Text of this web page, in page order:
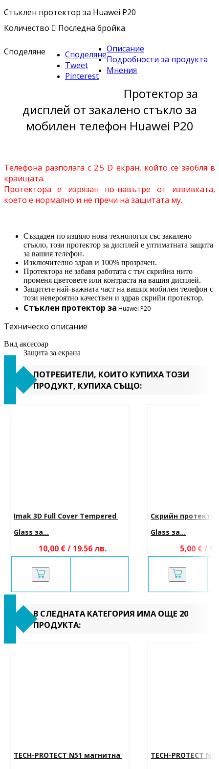
Стъклен протектор за Huawei P20
Количество  Последна бройка
Споделяне
Споделяне
Tweet
Pinterest
Описание
Подробности за продукта
Мнения
Протектор за
дисплей от закалено стъкло за
мобилен телефон Huawei P20
Телефона разполага с 2.5 D екран, който се заобля в
краищата.
Протектора е изрязан по-навътре от извивката,
което е нормално и не пречи на защитата му.
Създаден по изцяло нова технология със закалено
стъкло, този протектор за дисплей е ултиматната защита
за вашия телефон.
Изключително здрав и 100% прозрачен.
Протектора не забавя работата с тъч скрийна нито
променя цветовете или контраста на вашия дисплей.
Защитете най-важната част на вашия мобилен телефон с
този невероятно качествен и здрав скрийн протектор.
Стъклен протектор за Huawei P20
Техническо описание
Вид аксесоар
Защита за екрана
ПОТРЕБИТЕЛИ, КОИТО КУПИХА ТОЗИ
ПРОДУКТ, КУПИХА СЪЩО:
Imak 3D Full Cover Tempered
Glass за...
10,00 € / 19.56 лв.
Скрийн
Glass за...
5,00 € /
В СЛЕДНАТА КАТЕГОРИЯ ИМА ОЩЕ 20
ПРОДУКТА:
TECH-PROTECT N51 магнитна
TECH-PROTECT